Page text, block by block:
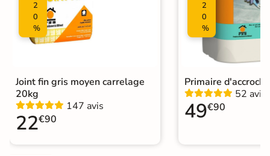
Pièce humides
Plancher
Conditionnement Boite
Choix
2
0
%
Joint fin gris moyen carrelage
20kg
147 avis
22€90
2
0
%
Primaire
52 avis
49€90